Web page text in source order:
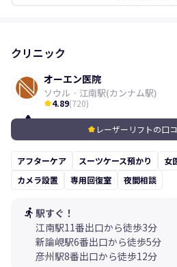
クリニック
オーエン医院
ソウル · 江南駅(カンナム駅)
kid_star4.89(720)
kid_star レーザーリフトの口
アフターケア スーツケース預かり 女
カメラ設置
専用回復室 夜間相談
directions_run 駅すぐ！
江南駅11番出口から徒歩3分
新論峴駅6番出口から徒歩5分
彦州駅8番出口から徒歩12分